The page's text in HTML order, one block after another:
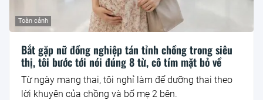
Toàn cảnh
Bắt gặp nữ đồng nghiệp tán tỉnh chồng trong siêu
thị, tôi bước tới nói đúng 8 từ, cô tím mặt bỏ về
Từ ngày mang thai, tôi nghỉ làm để dưỡng thai theo
lời khuyên của chồng và bố mẹ 2 bên.